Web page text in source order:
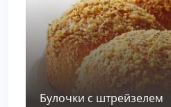
Булочки с штрейзелем